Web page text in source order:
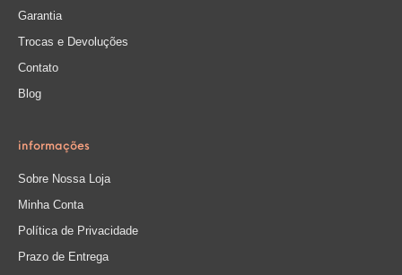
Garantia
Trocas e Devoluções
Contato
Blog
informações
Sobre Nossa Loja
Minha Conta
Política de Privacidade
Prazo de Entrega